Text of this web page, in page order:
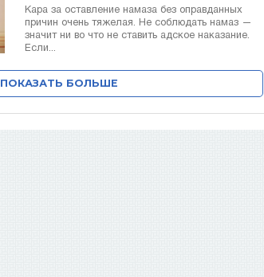
Кара за оставление намаза без оправданных
причин очень тяжелая. Не соблюдать намаз —
значит ни во что не ставить адское наказание.
Если...
ПОКАЗАТЬ БОЛЬШЕ